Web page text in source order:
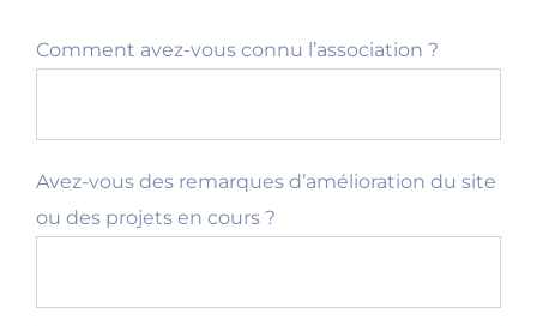
Comment avez-vous connu l’association ?
Avez-vous des remarques d’amélioration du site
ou des projets en cours ?